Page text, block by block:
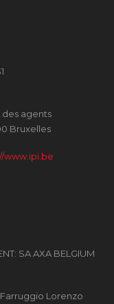
agents
Bruxelles
www.ipi.be
SA AXA BELGIUM
Lorenzo